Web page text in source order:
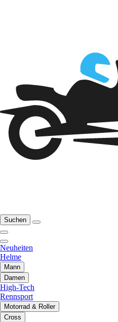
Suchen
Neuheiten
Helme
Mann
Damen
High-Tech
Rennsport
Motorrad & Roller
Cross